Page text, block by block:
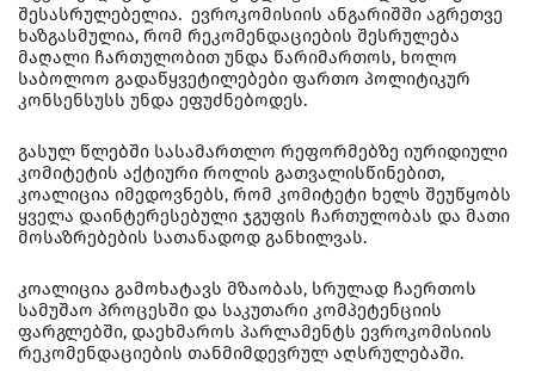
შესასრულებელია. ევროკომისიის ანგარიშში აგრეთვე
ხაზგასმულია, რომ რეკომენდაციების შესრულება
მაღალი ჩართულობით უნდა წარიმართოს, ხოლო
საბოლოო გადაწყვეტილებები ფართო პოლიტიკურ
კონსენსუსს უნდა ეფუძნებოდეს.
გასულ წლებში სასამართლო რეფორმებზე იურიდიული
კომიტეტის აქტიური როლის გათვალისწინებით,
კოალიცია იმედოვნებს, რომ კომიტეტი ხელს შეუწყობს
ყველა დაინტერესებული ჯგუფის ჩართულობას და მათი
მოსაზრებების სათანადოდ განხილვას.
კოალიცია გამოხატავს მზაობას, სრულად ჩაერთოს
სამუშაო პროცესში და საკუთარი კომპეტენციის
ფარგლებში, დაეხმაროს პარლამენტს ევროკომისიის
რეკომენდაციების თანმიმდევრულ აღსრულებაში.